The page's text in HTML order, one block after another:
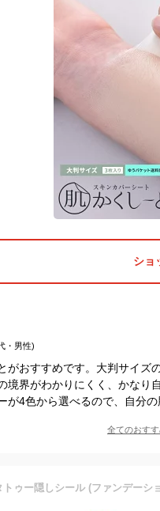
ショ
・男性)
がおすすめです。大判サイズ
境界がわかりにくく、かなり
が4色から選べるので、自分
全てのおす